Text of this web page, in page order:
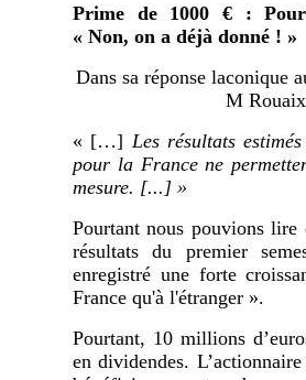
Prime de 1000 € :
« Non, on a déjà donné ! »
Dans sa réponse laconique
M
« […] Les résultats
pour la France ne
mesure. [...] »
Pourtant nous pouvions lire
résultats du premier
enregistré une forte
France qu'à l'étranger ».
Pourtant, 10 millions
en dividendes.